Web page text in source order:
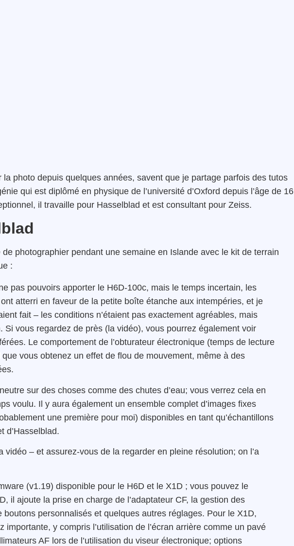
photo depuis quelques années, savent que je partage parfois des tutos
qui est diplômé en physique de l’université d’Oxford depuis l’âge de 16
il travaille pour Hasselblad et est consultant pour Zeiss.
photographier pendant une semaine en Islande avec le kit de terrain
:
pas pouvoirs apporter le H6D-100c, mais le temps incertain, les
atterri en faveur de la petite boîte étanche aux intempéries, et je
fait – les conditions n’étaient pas exactement agréables, mais
Si vous regardez de près (la vidéo), vous pourrez également voir
Le comportement de l’obturateur électronique (temps de lecture
vous obtenez un effet de flou de mouvement, même à des
sur des choses comme des chutes d’eau; vous verrez cela en
voulu. Il y aura également un ensemble complet d’images fixes
une première pour moi) disponibles en tant qu’échantillons
d’Hasselblad.
vidéo – et assurez-vous de la regarder en pleine résolution; on l’a
(v1.19) disponible pour le H6D et le X1D ; vous pouvez le
il ajoute la prise en charge de l’adaptateur CF, la gestion des
boutons personnalisés et quelques autres réglages. Pour le X1D,
importante, y compris l’utilisation de l’écran arrière comme un pavé
AF lors de l’utilisation du viseur électronique; options